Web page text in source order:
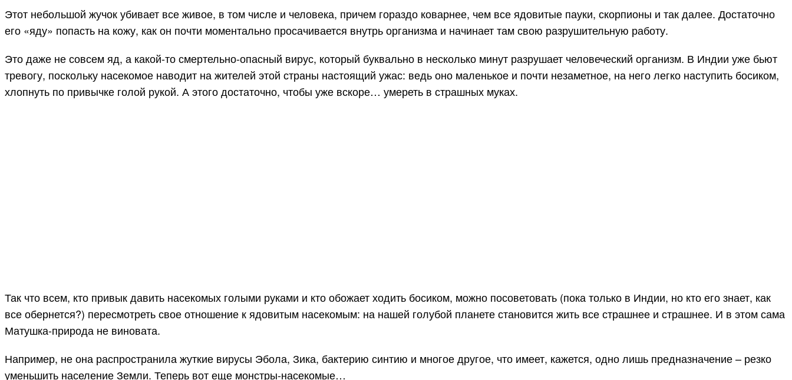
Этот небольшой жучок убивает все живое, в том числе и человека, причем гораздо коварнее, чем все ядовитые пауки, скорпионы и так далее. Достаточно
его «яду» попасть на кожу, как он почти моментально просачивается внутрь организма и начинает там свою разрушительную работу.
Это даже не совсем яд, а какой-то смертельно-опасный вирус, который буквально в несколько минут разрушает человеческий организм. В Индии уже бьют
тревогу, поскольку насекомое наводит на жителей этой страны настоящий ужас: ведь оно маленькое и почти незаметное, на него легко наступить босиком,
хлопнуть по привычке голой рукой. А этого достаточно, чтобы уже вскоре… умереть в страшных муках.
Так что всем, кто привык давить насекомых голыми руками и кто обожает ходить босиком, можно посоветовать (пока только в Индии, но кто его знает, как
все обернется?) пересмотреть свое отношение к ядовитым насекомым: на нашей голубой планете становится жить все страшнее и страшнее. И в этом сама
Матушка-природа не виновата.
Например, не она распространила жуткие вирусы Эбола, Зика, бактерию синтию и многое другое, что имеет, кажется, одно лишь предназначение – резко
уменьшить население Земли. Теперь вот еще монстры-насекомые…